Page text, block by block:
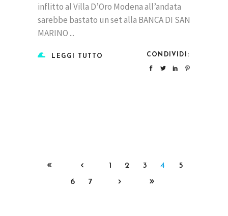
inflitto al Villa D’Oro Modena all’andata
sarebbe bastato un set alla BANCA DI SAN
MARINO
LEGGI TUTTO CONDIVIDI:
1 2 3 4
5
6
7